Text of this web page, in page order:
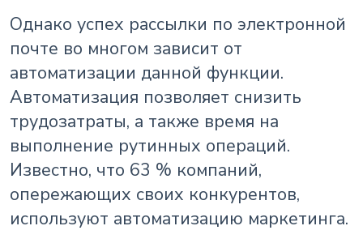
Однако успех рассылки по электронной
почте во многом зависит от
автоматизации данной функции.
Автоматизация позволяет снизить
трудозатраты, а также время на
выполнение рутинных операций.
Известно, что 63 % компаний,
опережающих своих конкурентов,
используют автоматизацию маркетинга.